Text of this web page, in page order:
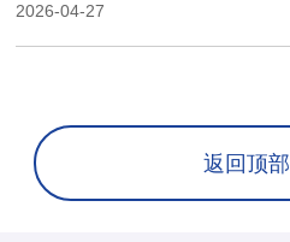
2026-04-27
返回顶部